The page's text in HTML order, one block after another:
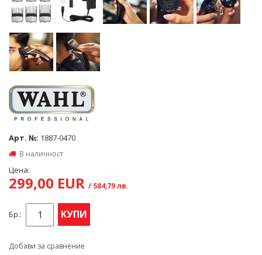
Арт. №: 1887-0470
В наличност
Цена:
299,00 EUR / 584,79 лв.
Бр.: КУПИ
Добави за сравнение